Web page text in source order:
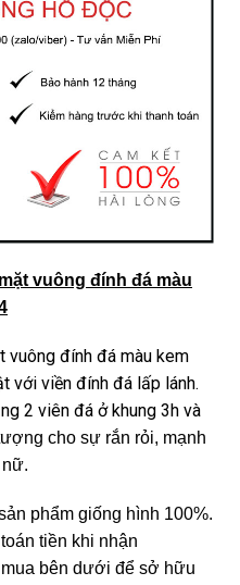
vuông đính đá màu
vuông đính đá màu kem
với viền đính đá lấp lánh.
2 viên đá ở khung 3h và
cho sự rắn rỏi, mạnh
phẩm giống hình 100%.
tiền khi nhận
bên dưới để sở hữu